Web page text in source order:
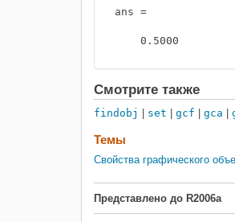
ans =
    0.5000
Смотрите также
findobj set gcf gca
Темы
Свойства графического
Представлено до R2006a